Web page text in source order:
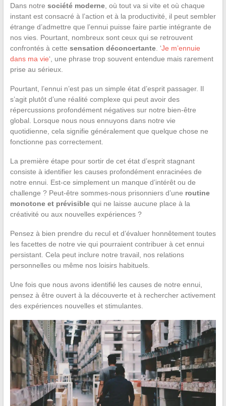
Dans notre société moderne, où tout va si vite et où chaque
instant est consacré à l’action et à la productivité, il peut sembler
étrange d’admettre que l’ennui puisse faire partie intégrante de
nos vies. Pourtant, nombreux sont ceux qui se retrouvent
confrontés à cette sensation déconcertante. ‘Je m’ennuie
dans ma vie‘, une phrase trop souvent entendue mais rarement
prise au sérieux.
Pourtant, l’ennui n’est pas un simple état d’esprit passager. Il
s’agit plutôt d’une réalité complexe qui peut avoir des
répercussions profondément négatives sur notre bien-être
global. Lorsque nous nous ennuyons dans notre vie
quotidienne, cela signifie généralement que quelque chose ne
fonctionne pas correctement.
La première étape pour sortir de cet état d’esprit stagnant
consiste à identifier les causes profondément enracinées de
notre ennui. Est-ce simplement un manque d’intérêt ou de
challenge ? Peut-être sommes-nous prisonniers d’une routine
monotone et prévisiblequi ne laisse aucune place à la
créativité ou aux nouvelles expériences ?
Pensez à bien prendre du recul et d’évaluer honnêtement toutes
les facettes de notre vie qui pourraient contribuer à cet ennui
persistant. Cela peut inclure notre travail, nos relations
personnelles ou même nos loisirs habituels.
Une fois que nous avons identifié les causes de notre ennui,
pensez à être ouvert à la découverte et à rechercher activement
des expériences nouvelles et stimulantes.